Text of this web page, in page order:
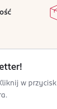
w przycisk